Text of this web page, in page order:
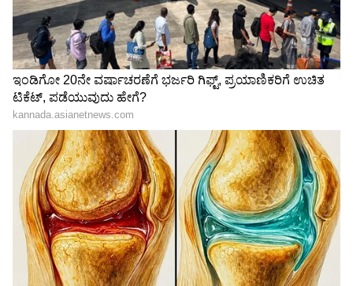
Related Articles
ವಾಂಖೆಡೆಯಲ್ಲಿ ಸಚಿನ್ ಔಟ್ ಮಾಡಿದ ಅರ್ಜುನ್
ತೆಂಡೂಲ್ಕರ್, ಅಭಿಮಾನಿಗಳಿಂದ ಭರ್ಜರಿ ಚಪ್ಪಾಳೆ
ಆಫ್ಘಾನ್ ವಿರುದ್ದ ಪಂದ್ಯದಲ್ಲಿ ಇತಿಹಾಸ ರಚಿಸಿದ
ರೋಹಿತ್ ಶರ್ಮಾ, ಭಾರತೀಯ ಕ್ರಿಕೆಟ್‌ನಲ್ಲಿ ಮೈಲಿಗಲ್ಲು
3
6